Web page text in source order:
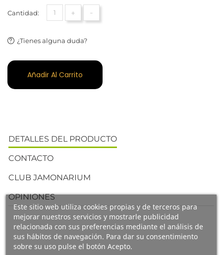
Este sitio web utiliza cookies propias y de terceros para
mejorar nuestros servicios y mostrarle publicidad
relacionada con sus preferencias mediante el análisis de
sus hábitos de navegación. Para dar su consentimiento
sobre su uso pulse el botón Acepto.
Cantidad: + -
¿Tienes alguna duda?
Añadir Al Carrito
DETALLES DEL PRODUCTO
CONTACTO
CLUB JAMONARIUM
OPINIONES